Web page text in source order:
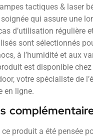
tactiques & laser
qui assure une
d’utilisation régulière
sont sélectionnés
à l’humidité et aux
est disponible chez
votre spécialiste de
en ligne.
produit a été pensée